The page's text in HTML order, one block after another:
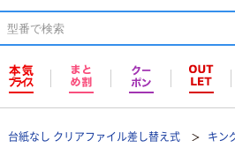
台紙なし クリアファイル差し替え式 キン